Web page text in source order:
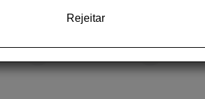
Manual
Logos
Rejeitar